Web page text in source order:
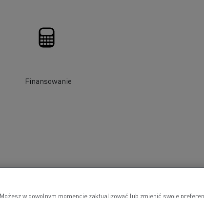
Finansowanie
w dowolnym momencie zaktualizować lub zmienić swoje